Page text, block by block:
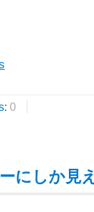
: 0
にしか見